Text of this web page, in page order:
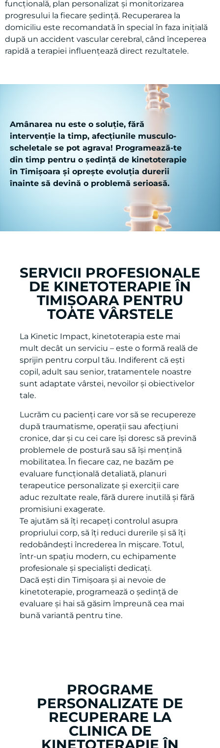
urmează aceleași principii ca la clinică: evaluare
funcțională, plan personalizat și monitorizarea
progresului la fiecare ședință. Recuperarea la
domiciliu este recomandată în special în faza inițială
după un accident vascular cerebral, când începerea
Amânarea nu este o soluție, fără
intervenție la timp, afecțiunile musculo-
scheletale se pot agrava! Programează-te
din timp pentru o ședință de kinetoterapie
în Timișoara și oprește evoluția durerii
SERVICII PROFESIONALE
DE KINETOTERAPIE ÎN
TIMIȘOARA PENTRU
La Kinetic Impact, kinetoterapia este mai
mult decât un serviciu – este o formă reală de
sprijin pentru corpul tău. Indiferent că ești
copil, adult sau senior, tratamentele noastre
sunt adaptate vârstei, nevoilor și obiectivelor
tale.
Lucrăm cu pacienți care vor să se recupereze
după traumatisme, operații sau afecțiuni
cronice, dar și cu cei care își doresc să prevină
problemele de postură sau să își mențină
mobilitatea. În fiecare caz, ne bazăm pe
evaluare funcțională detaliată, planuri
terapeutice personalizate și exerciții care
aduc rezultate reale, fără durere inutilă și fără
promisiuni exagerate.
Te ajutăm să îți recapeți controlul asupra
propriului corp, să îți reduci durerile și să îți
redobândești încrederea în mișcare. Totul,
într-un spațiu modern, cu echipamente
profesionale și specialiști dedicați.
Dacă ești din Timișoara și ai nevoie de
kinetoterapie, programează o ședință de
evaluare și hai să găsim împreună cea mai
PROGRAME
PERSONALIZATE DE
RECUPERARE LA